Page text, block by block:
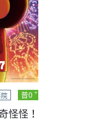
普0
怪怪！